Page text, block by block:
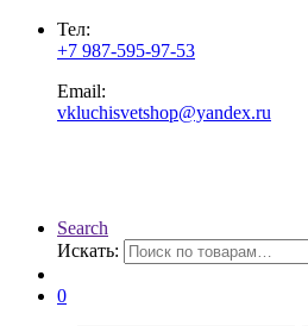
Тел:
+7 987-595-97-53
Email:
vkluchisvetshop@yandex.ru
Search
Искать:
0